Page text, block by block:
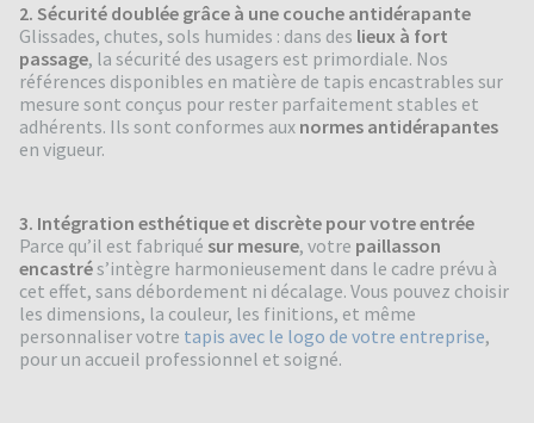
2. Sécurité doublée grâce à une couche antidérapante
Glissades, chutes, sols humides : dans des lieux à fort
passage, la sécurité des usagers est primordiale. Nos
références disponibles en matière de tapis encastrables sur
mesure sont conçus pour rester parfaitement stables et
adhérents. Ils sont conformes aux normes antidérapantes
en vigueur.
3. Intégration esthétique et discrète pour votre entrée
Parce qu’il est fabriqué sur mesure, votre paillasson
encastrés’intègre harmonieusement dans le cadre prévu à
cet effet, sans débordement ni décalage. Vous pouvez choisir
les dimensions, la couleur, les finitions, et même
personnaliser votre tapis avec le logo de votre entreprise,
pour un accueil professionnel et soigné.